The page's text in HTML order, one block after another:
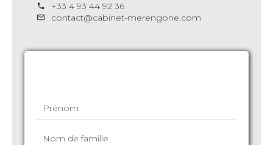
+33 4 93 44 92 36
contact@cabinet-merengone.com